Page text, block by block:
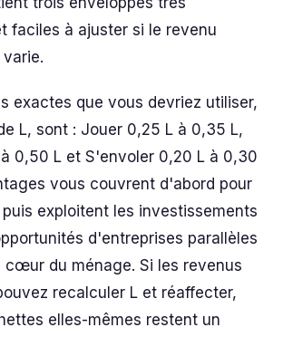
faciles à ajuster si le revenu
exactes que vous devriez utiliser,
L, sont : Jouer 0,25 L à 0,35 L,
0,50 L et S'envoler 0,20 L à 0,30
vous couvrent d'abord pour
puis exploitent les investissements
d'entreprises parallèles
cœur du ménage. Si les revenus
recalculer L et réaffecter,
elles-mêmes restent un